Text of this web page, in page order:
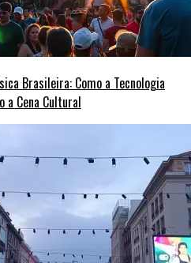
Brasileira: Como a Tecnologia
a Cena Cultural